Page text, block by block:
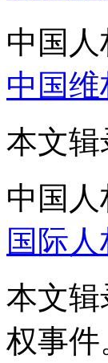
中国人
中国
本文
中国人
国际
本文
权事件